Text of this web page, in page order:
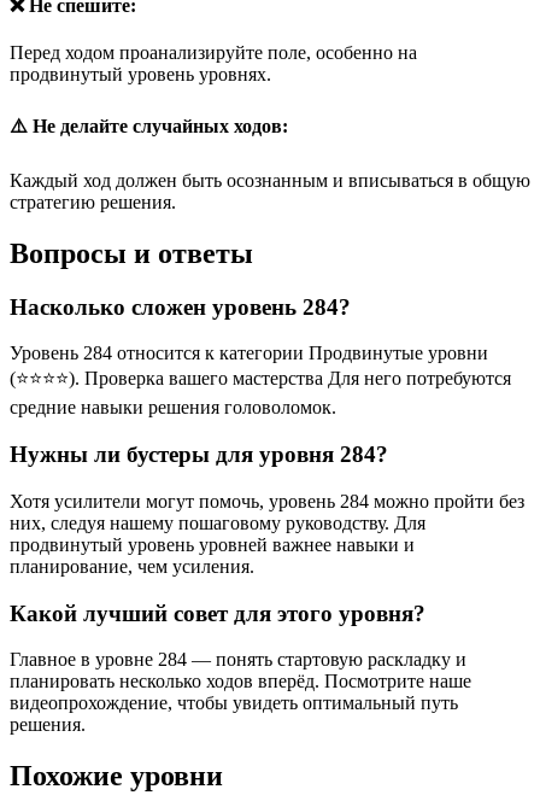
❌ Не спешите:
Перед ходом проанализируйте поле, особенно на
продвинутый уровень уровнях.
⚠️ Не делайте случайных ходов:
Каждый ход должен быть осознанным и вписываться в общую
стратегию решения.
Вопросы и ответы
Насколько сложен уровень 284?
Уровень 284 относится к категории Продвинутые уровни
(⭐⭐⭐⭐). Проверка вашего мастерства Для него потребуются
средние навыки решения головоломок.
Нужны ли бустеры для уровня 284?
Хотя усилители могут помочь, уровень 284 можно пройти без
них, следуя нашему пошаговому руководству. Для
продвинутый уровень уровней важнее навыки и
планирование, чем усиления.
Какой лучший совет для этого уровня?
Главное в уровне 284 — понять стартовую раскладку и
планировать несколько ходов вперёд. Посмотрите наше
видеопрохождение, чтобы увидеть оптимальный путь
решения.
Похожие уровни